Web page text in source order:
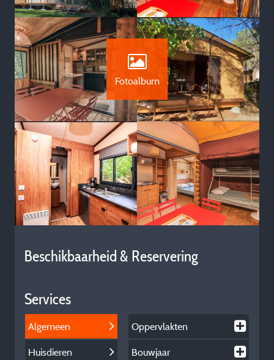
Fotoalbum
Beschikbaarheid & Reservering
Services
Algemeen
Huisdieren
Oppervlakten
Bouwjaar